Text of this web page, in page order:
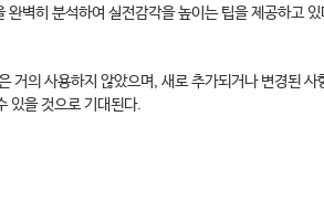
벽히 분석하여 실전감각을 높이는 팁을 제공하고 있
의 사용하지 않았으며, 새로 추가되거나 변경된
있을 것으로 기대된다.